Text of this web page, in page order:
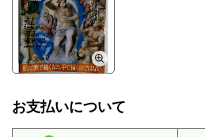
お支払いについて